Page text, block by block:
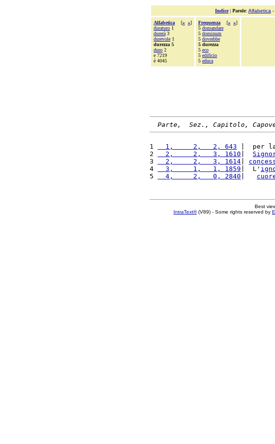
Indice| Parole: Alfabetica -
Alfabetica [« »]
duraturo 1
durerà 3
durevole 1
durezza 5
duro 2
e 7219
è 4045
Frequenza [« »]
5 domandare
5 dominum
5 dovrebbe
5 durezza
5 eco
5 edificio
5 educa
Parte,  Sez., Capitolo,
1
  1,     2,   2, 643
|  per
2
  2,     2,   3, 1610
3
  2,     2,   3, 1614
4
  3,     1,   1, 1859
|  L'
5
  4,     2,   0, 2840
Best
IntraText®(V89) - Some rights reserved by